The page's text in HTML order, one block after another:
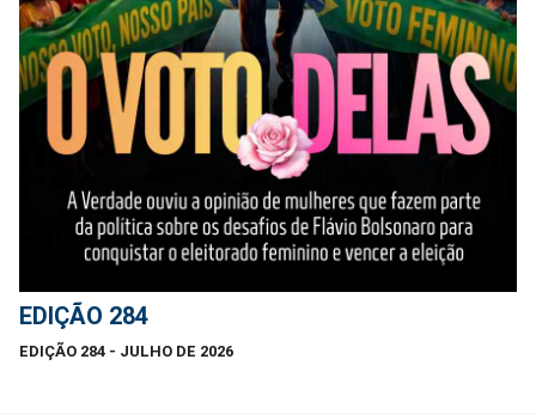
EDIÇÃO 284
EDIÇÃO 284 - JULHO DE 2026